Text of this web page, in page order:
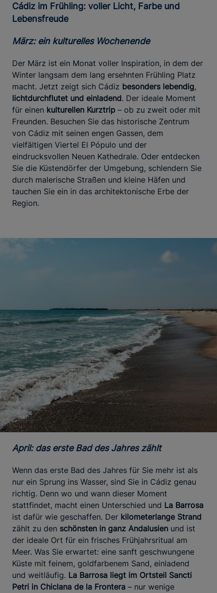
Cádiz im Frühling: voller Licht, Farbe und
Lebensfreude
März: ein kulturelles Wochenende
Der März ist ein Monat voller Inspiration, in dem der
Winter langsam dem lang ersehnten Frühling Platz
macht. Jetzt zeigt sich Cádiz besonders lebendig,
lichtdurchflutet und einladend. Der ideale Moment
für einen kulturellen Kurztrip – ob zu zweit oder mit
Freunden. Besuchen Sie das historische Zentrum
von Cádiz mit seinen engen Gassen, dem
vielfältigen Viertel El Pópulo und der
eindrucksvollen Neuen Kathedrale. Oder entdecken
Sie die Küstendörfer der Umgebung, schlendern Sie
durch malerische Straßen und kleine Häfen und
tauchen Sie ein in das architektonische Erbe der
Region.
April: das erste Bad des Jahres zählt
Wenn das erste Bad des Jahres für Sie mehr ist als
nur ein Sprung ins Wasser, sind Sie in Cádiz genau
richtig. Denn wo und wann dieser Moment
stattfindet, macht einen Unterschied und La Barrosa
ist dafür wie geschaffen. Der kilometerlange Strand
zählt zu den schönsten in ganz Andalusien und ist
der ideale Ort für ein frisches Frühjahrsritual am
Meer. Was Sie erwartet: eine sanft geschwungene
Küste mit feinem, goldfarbenem Sand, einladend
und weitläufig. La Barrosa liegt im Ortsteil Sancti
Petri in Chiclana de la Frontera – nur wenige